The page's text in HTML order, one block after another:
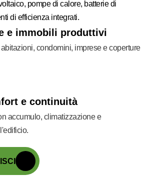
pompe di calore, batterie di
di efficienza integrati.
e immobili produttivi
condomini, imprese e coperture
e continuità
accumulo, climatizzazione e